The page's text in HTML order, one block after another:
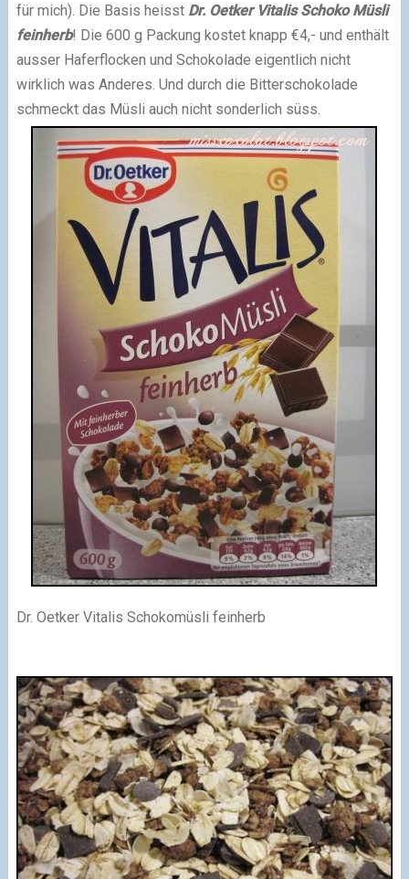
für mich). Die Basis heisst Dr. Oetker Vitalis Schoko Müsli
feinherb! Die 600 g Packung kostet knapp €4,- und enthält
ausser Haferflocken und Schokolade eigentlich nicht
wirklich was Anderes. Und durch die Bitterschokolade
schmeckt das Müsli auch nicht sonderlich süss.
Dr. Oetker Vitalis Schokomüsli feinherb